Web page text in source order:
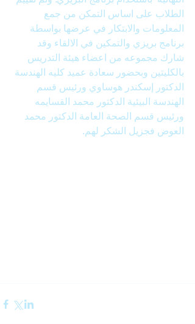
الطلاب على اساس التمكن من جمع
المعلومات والابتكار في عرضها بواسطة
برنامج بريزي والتمكين في الالقاء وقد
شارك مجموعه من اعضاء هيئة التدريس
بالكليتين وبحضور سعادة عميد كليه الهندسة
الدكتور إسكندر هوساوي ورئيس قسم
الهندسة البيئية الدكتور محمد القسايمه
ورئيس قسم الصحة العامة الدكتور محمد
العوض فجزيل الشكر لهم.